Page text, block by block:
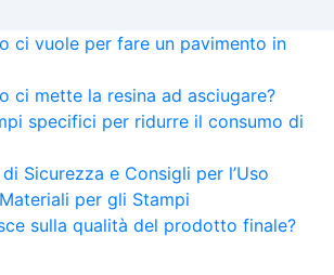
ci vuole per fare un pavimento in
ci mette la resina ad asciugare?
specifici per ridurre il consumo di
Sicurezza e Consigli per l’Uso
per gli Stampi
sulla qualità del prodotto finale?